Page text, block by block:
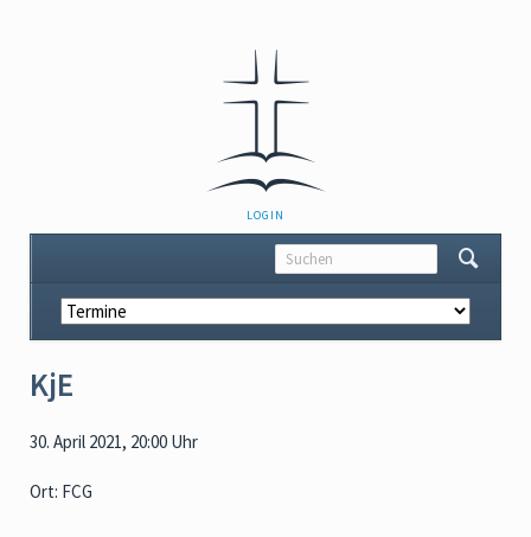
NAVIGATION
ÜBERSPRINGEN
LOGIN
Navigation
überspringen
KjE
30. April 2021, 20:00 Uhr
Ort: FCG